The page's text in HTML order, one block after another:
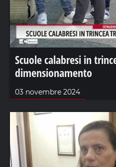
Scuole calabresi in
dimensionamento
03 novembre 2024